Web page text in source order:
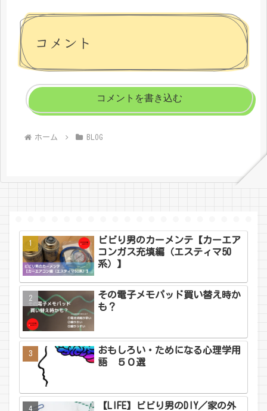
コメント
コメントを書き込む
ホーム BLOG
ビビり男のカーメンテ【カーエア
コンガス充填編（エスティマ50
系）】
その電子メモパッド買い替え時か
も？
おもしろい・ためになる心理学用
語 ５０選
【LIFE】ビビり男のDIY／家の外